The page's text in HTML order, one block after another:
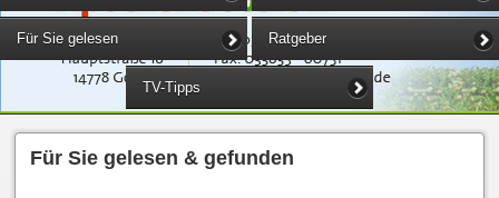
Für Sie gelesen Ratgeber
TV-Tipps
Für Sie gelesen & gefunden